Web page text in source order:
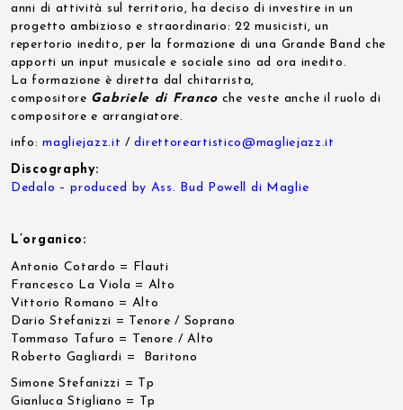
anni di attività sul territorio, ha deciso di investire in un
progetto ambizioso e straordinario: 22 musicisti, un
repertorio inedito, per la formazione di una Grande Band che
apporti un input musicale e sociale sino ad ora inedito.
La formazione è diretta dal chitarrista,
compositore Gabriele di Franco che veste anche il ruolo di
compositore e arrangiatore.
info:magliejazz.it /direttoreartistico@magliejazz.it
Discography:
Dedalo – produced by Ass. Bud Powell di Maglie
L’organico:
Antonio Cotardo = Flauti
Francesco La Viola = Alto
Vittorio Romano = Alto
Dario Stefanizzi = Tenore / Soprano
Tommaso Tafuro = Tenore / Alto
Roberto Gagliardi =
Baritono
Simone Stefanizzi = Tp
Gianluca Stigliano = Tp